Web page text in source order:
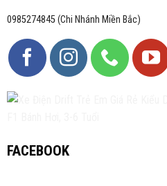
0985274845 (Chi Nhánh Miền Bắc)
FACEBOOK